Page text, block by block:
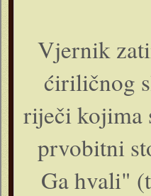
Vjernik
ćiriličnog
riječi kojima
prvobitni
Ga hvali"